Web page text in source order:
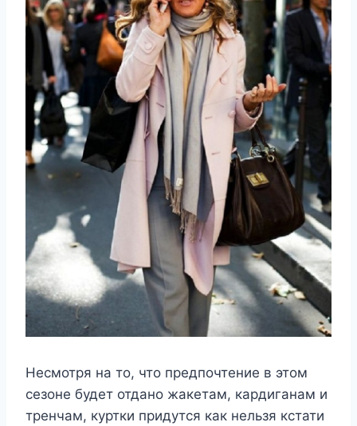
Несмотря на то, что предпочтение в этом
сезоне будет отдано жакетам, кардиганам и
тренчам, куртки придутся как нельзя кстати